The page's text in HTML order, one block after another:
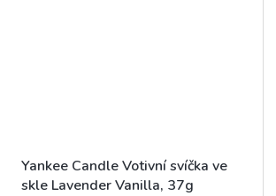
Yankee Candle Votivní svíčka ve
skle Lavender Vanilla, 37g